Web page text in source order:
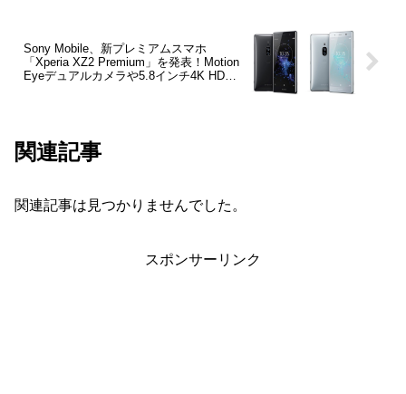
Sony Mobile、新プレミアムスマホ
「Xperia XZ2 Premium」を発表！Motion
Eyeデュアルカメラや5.8インチ4K HDR
関連記事
関連記事は見つかりませんでした。
スポンサーリンク